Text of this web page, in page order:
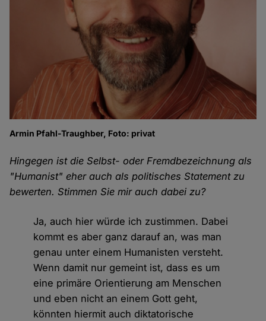
Armin Pfahl-Traughber, Foto: privat
Hingegen ist die Selbst- oder Fremdbezeichnung als
"Humanist" eher auch als politisches Statement zu
bewerten. Stimmen Sie mir auch dabei zu?
Ja, auch hier würde ich zustimmen. Dabei
kommt es aber ganz darauf an, was man
genau unter einem Humanisten versteht.
Wenn damit nur gemeint ist, dass es um
eine primäre Orientierung am Menschen
und eben nicht an einem Gott geht,
könnten hiermit auch diktatorische